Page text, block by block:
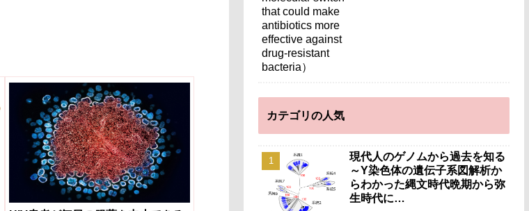
カテゴリの人気
現代人のゲノムから過去を知る
～Y染色体の遺伝子系図解析か
らわかった縄文時代晩期から弥
生時代に…